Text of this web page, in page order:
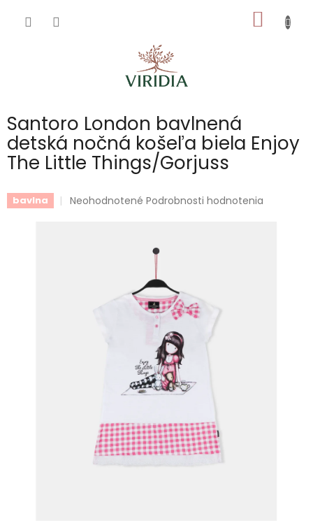
KOŠÍK
Santoro London bavlnená
detská nočná košeľa biela Enjoy
The Little Things/Gorjuss
bavlna
Priemerné
Neohodnotené Podrobnosti hodnotenia